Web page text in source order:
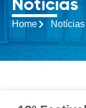
Notícias
Home Notícias